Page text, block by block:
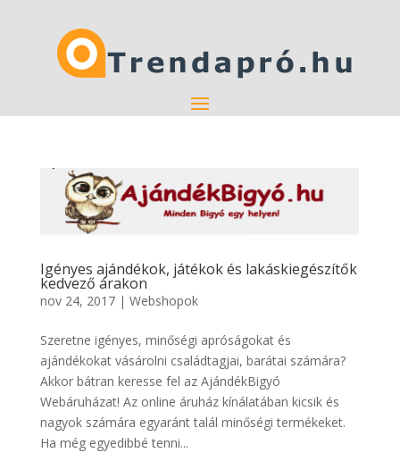
Igényes ajándékok, játékok és lakáskiegészítők
kedvező árakon
nov 24, 2017| Webshopok
Szeretne igényes, minőségi apróságokat és
ajándékokat vásárolni családtagjai, barátai számára?
Akkor bátran keresse fel az AjándékBigyó
Webáruházat! Az online áruház kínálatában kicsik és
nagyok számára egyaránt talál minőségi termékeket.
Ha még egyedibbé tenni...